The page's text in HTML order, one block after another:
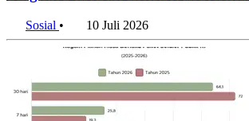
Sosial • 10 Juli 2026